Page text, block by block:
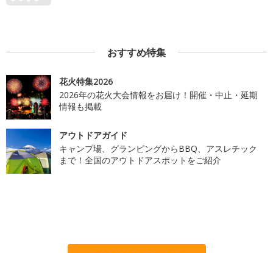
おすすめ特集
花火特集2026
2026年の花火大会情報をお届け！開催・中止・延期
情報も掲載
アウトドアガイド
キャンプ場、グランピングからBBQ、アスレチック
まで！全国のアウトドアスポットをご紹介